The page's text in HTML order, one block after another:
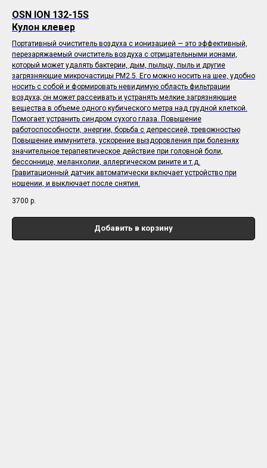
OSN ION 132-15S
Кулон клевер
Портативный очиститель воздуха с ионизацией — это эффективный,
перезаряжаемый очиститель воздуха с отрицательными ионами,
который может удалять бактерии, дым, пыльцу, пыль и другие
загрязняющие микрочастицы PM2.5. Его можно носить на шее, удобно
носить с собой и формировать невидимую область фильтрации
воздуха; он может рассеивать и устранять мелкие загрязняющие
вещества в объеме одного кубического метра над грудной клеткой.
Помогает устранить синдром сухого глаза. Повышение
работоспособности, энергии, борьба с депрессией, тревожностью
Повышение иммунитета, ускорение выздоровления при болезнях
значительное терапевтическое действие при головной боли,
бессоннице, меланхолии, аллергическом рините и т.д.
Гравитационный датчик автоматически включает устройство при
ношении, и выключает после снятия.
3700 р.
Добавить в корзину